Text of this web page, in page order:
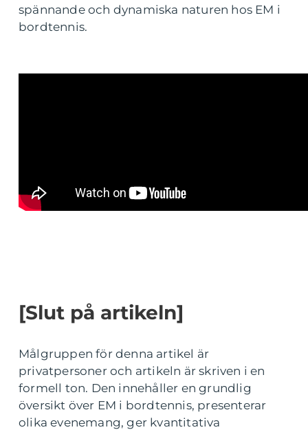
spännande och dynamiska naturen hos EM i
bordtennis.
[Slut på artikeln]
Målgruppen för denna artikel är
privatpersoner och artikeln är skriven i en
formell ton. Den innehåller en grundlig
översikt över EM i bordtennis, presenterar
olika evenemang, ger kvantitativa